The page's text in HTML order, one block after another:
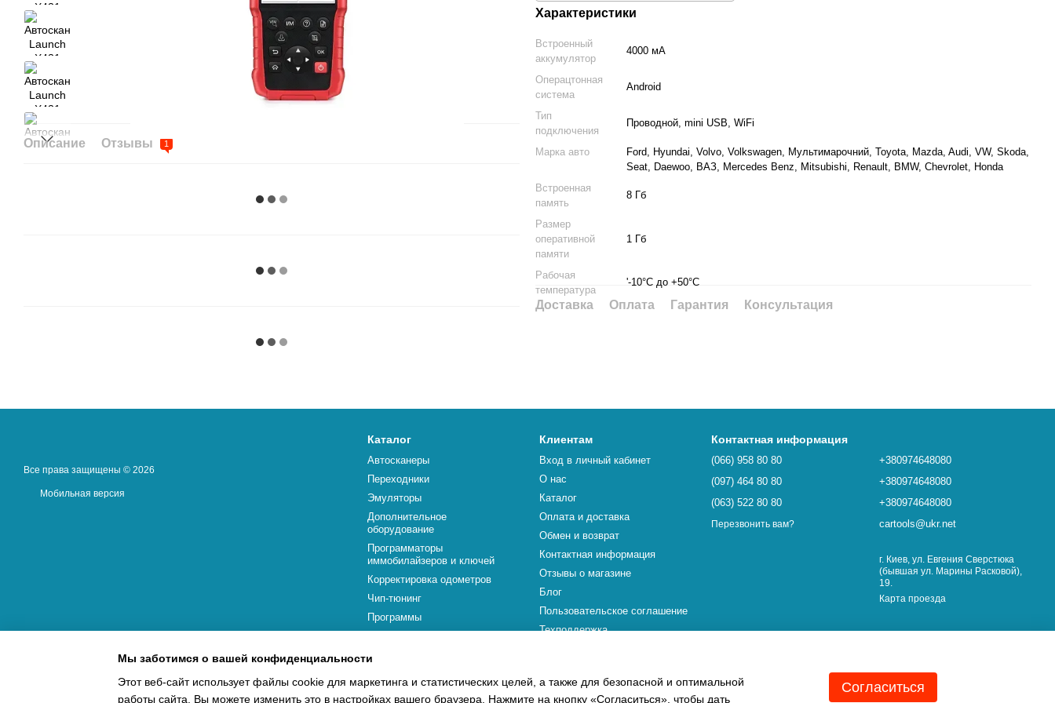
Описание Отзывы 1
Характеристики
Встроенный
аккумулятор
4000 мА
Операцтонная
система
Android
Тип
подключения
Проводной, mini USB, WiFi
Марка авто
Ford, Hyundai, Volvo, Volkswagen, Мультимарочний, Toyota, Mazda, Audi, VW, Skoda,
Seat, Daewoo, ВАЗ, Mercedes Benz, Mitsubishi, Renault, BMW, Chevrolet, Honda
Встроенная
память
8 Гб
Размер
оперативной
памяти
1 Гб
Рабочая
температура
'-10°С до +50°С
Доставка Оплата Гарантия Консультация
Все права защищены © 2026
Мобильная версия
Каталог
Автосканеры
Переходники
Эмуляторы
Дополнительное
оборудование
Программаторы
иммобилайзеров и ключей
Корректировка одометров
Чип-тюнинг
Программы
Клиентам
Вход в личный кабинет
О нас
Каталог
Оплата и доставка
Обмен и возврат
Контактная информация
Отзывы о магазине
Блог
Пользовательское соглашение
Техподдержка
Контактная информация
(066) 958 80 80
(097) 464 80 80
(063) 522 80 80
Перезвонить вам?
+380974648080
+380974648080
+380974648080
cartools@ukr.net
г. Киев, ул. Евгения Сверстюка
(бывшая ул. Марины Расковой),
19.
Карта проезда
Мы заботимся о вашей конфиденциальности
Этот веб-сайт использует файлы cookie для маркетинга и статистических целей, а также для безопасной и оптимальной
работы сайта. Вы можете изменить это в настройках вашего браузера. Нажмите на кнопку «Согласиться», чтобы дать
Согласиться